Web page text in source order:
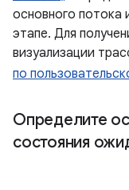
основного потока
этапе. Для
визуализации
по
Определите
состояния